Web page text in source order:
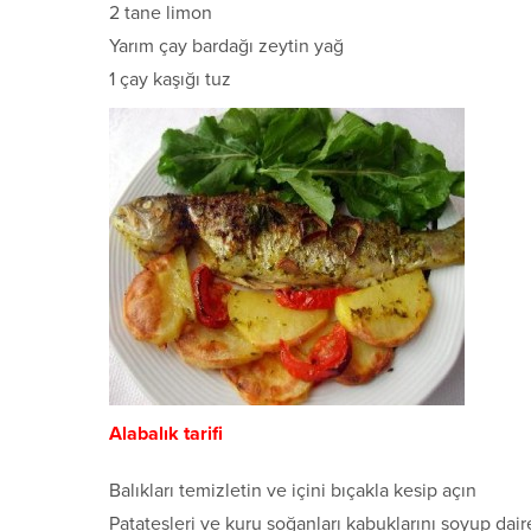
2 tane limon
Yarım çay bardağı zeytin yağ
1 çay kaşığı tuz
Alabalık tarifi
Balıkları temizletin ve içini bıçakla kesip açın
Patatesleri ve kuru soğanları kabuklarını soyup